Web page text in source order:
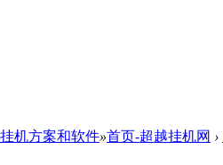
机方案和软件»首页-超越挂机网 ›